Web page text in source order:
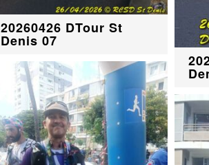
20260426 DTour St
Denis 07